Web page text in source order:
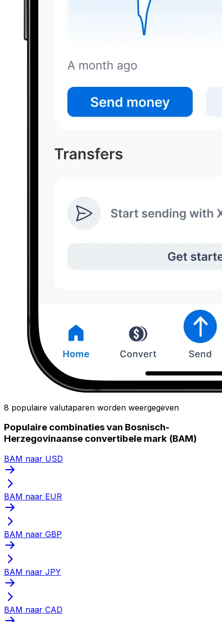
8 populaire valutaparen worden weergegeven
Populaire combinaties van Bosnisch-
Herzegovinaanse convertibele mark (BAM)
BAM naar USD
BAM naar EUR
BAM naar GBP
BAM naar JPY
BAM naar CAD